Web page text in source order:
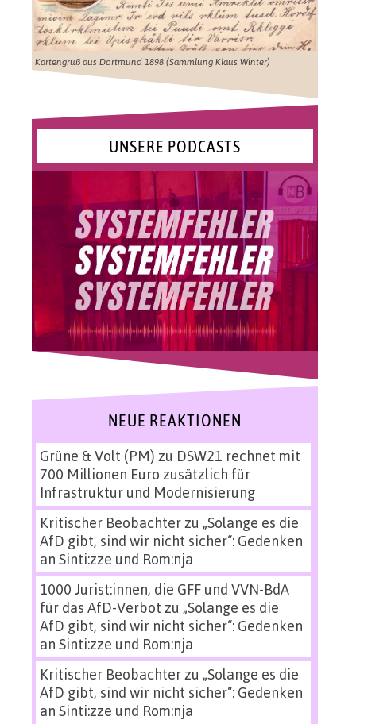
Kartengruß aus Dortmund 1898 (Sammlung Klaus Winter)
UNSERE PODCASTS
NEUE REAKTIONEN
Grüne & Volt (PM) zu DSW21 rechnet mit
700 Millionen Euro zusätzlich für
Infrastruktur und Modernisierung
Kritischer Beobachterzu „Solange es die
AfD gibt, sind wir nicht sicher“: Gedenken
an Sinti:zze und Rom:nja
1000 Jurist:innen, die GFF und VVN-BdA
für das AfD-Verbot zu „Solange es die
AfD gibt, sind wir nicht sicher“: Gedenken
an Sinti:zze und Rom:nja
Kritischer Beobachterzu „Solange es die
AfD gibt, sind wir nicht sicher“: Gedenken
an Sinti:zze und Rom:nja